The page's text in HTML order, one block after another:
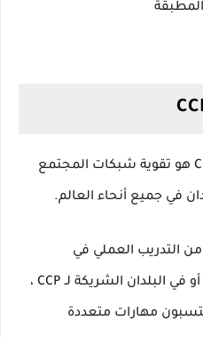
الهدف من برنامج CrossCulture هو تقوية شبكات المجتمع
في جميع أنحاء العالم.
التدريب العملي في
المنظمات المضيفة في ألمانيا أو في البلدان الشريكة لـ CCP ،
مهارات متعددة